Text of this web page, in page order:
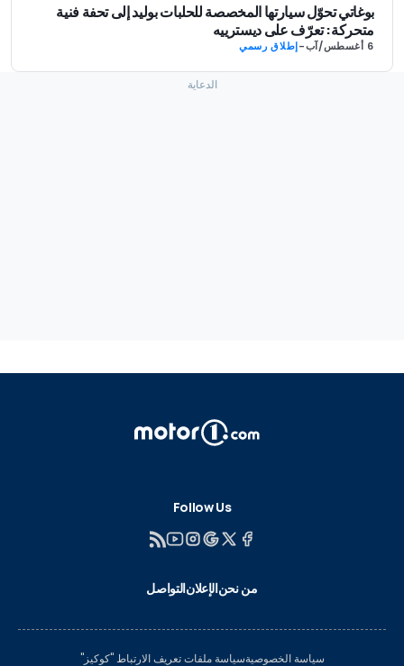
بوغاتي تحوّل سيارتها المخصصة للحلبات بوليد إلى تحفة فنية
متحركة: تعرّف على ديسترييه
6 أغسطس/آب -إطلاق رسمي
Follow Us
من نحنالإعلانالتواصل
سياسة الخصوصيةسياسة ملفات تعريف الارتباط "كوكيز"